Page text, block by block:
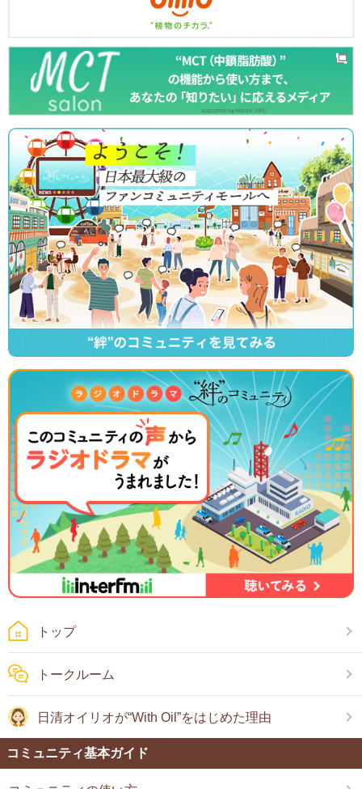
トップ
トークルーム
日清オイリオが“With Oil”をはじめた理由
コミュニティ基本ガイド